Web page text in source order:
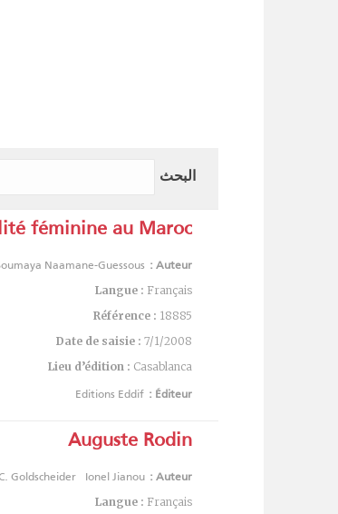
البحث
féminine au Maroc
Auteur :
Naamane-Guessous
Langue : Français
Référence : 18885
Date de saisie : 7/1/2008
Lieu d’édition : Casablanca
Éditeur :
Editions Eddif
Auguste Rodin
Auteur :
Ionel Jianou
Goldscheider
Langue : Français